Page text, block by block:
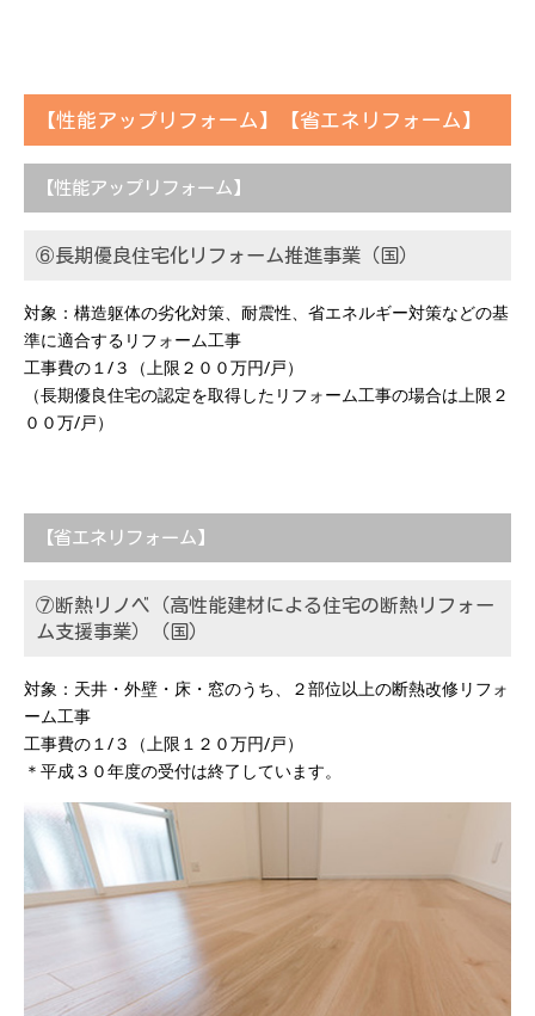
【性能アップリフォーム】【省エネリフォーム】
【性能アップリフォーム】
⑥長期優良住宅化リフォーム推進事業（国）
対象：構造躯体の劣化対策、耐震性、省エネルギー対策などの基
準に適合するリフォーム工事
工事費の１/３（上限２００万円/戸）
（長期優良住宅の認定を取得したリフォーム工事の場合は上限２
００万/戸）
【省エネリフォーム】
⑦断熱リノベ（高性能建材による住宅の断熱リフォー
ム支援事業）（国）
対象：天井・外壁・床・窓のうち、２部位以上の断熱改修リフォ
ーム工事
工事費の１/３（上限１２０万円/戸）
＊平成３０年度の受付は終了しています。